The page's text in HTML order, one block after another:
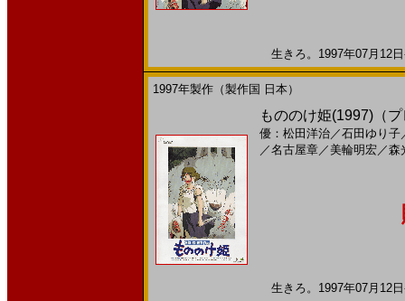
生きろ。1997年07月12
1997年製作（製作国 日本）
もののけ姫(1997)（
優：松田洋治／石田ゆり子
／名古屋章／ 美輪明宏／森
生きろ。1997年07月12